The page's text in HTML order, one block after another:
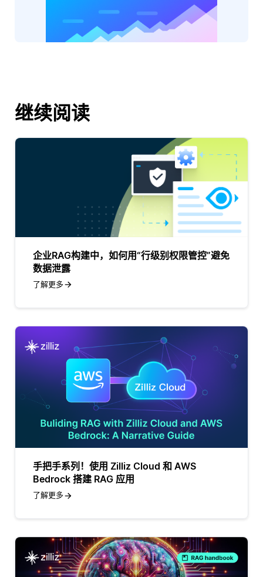
继续阅读
企业RAG构建中，如何用“行级别权限管控”避免
数据泄露
了解更多
手把手系列！使用 Zilliz Cloud 和 AWS
Bedrock 搭建 RAG 应用
了解更多